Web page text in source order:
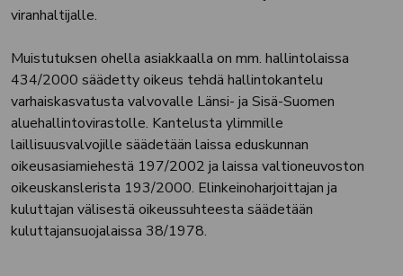
viranhaltijalle.
Muistutuksen ohella asiakkaalla on mm. hallintolaissa
434/2000 säädetty oikeus tehdä hallintokantelu
varhaiskasvatusta valvovalle Länsi- ja Sisä-Suomen
aluehallintovirastolle. Kantelusta ylimmille
laillisuusvalvojille säädetään laissa eduskunnan
oikeusasiamiehestä 197/2002 ja laissa valtioneuvoston
oikeuskanslerista 193/2000. Elinkeinoharjoittajan ja
kuluttajan välisestä oikeussuhteesta säädetään
kuluttajansuojalaissa 38/1978.